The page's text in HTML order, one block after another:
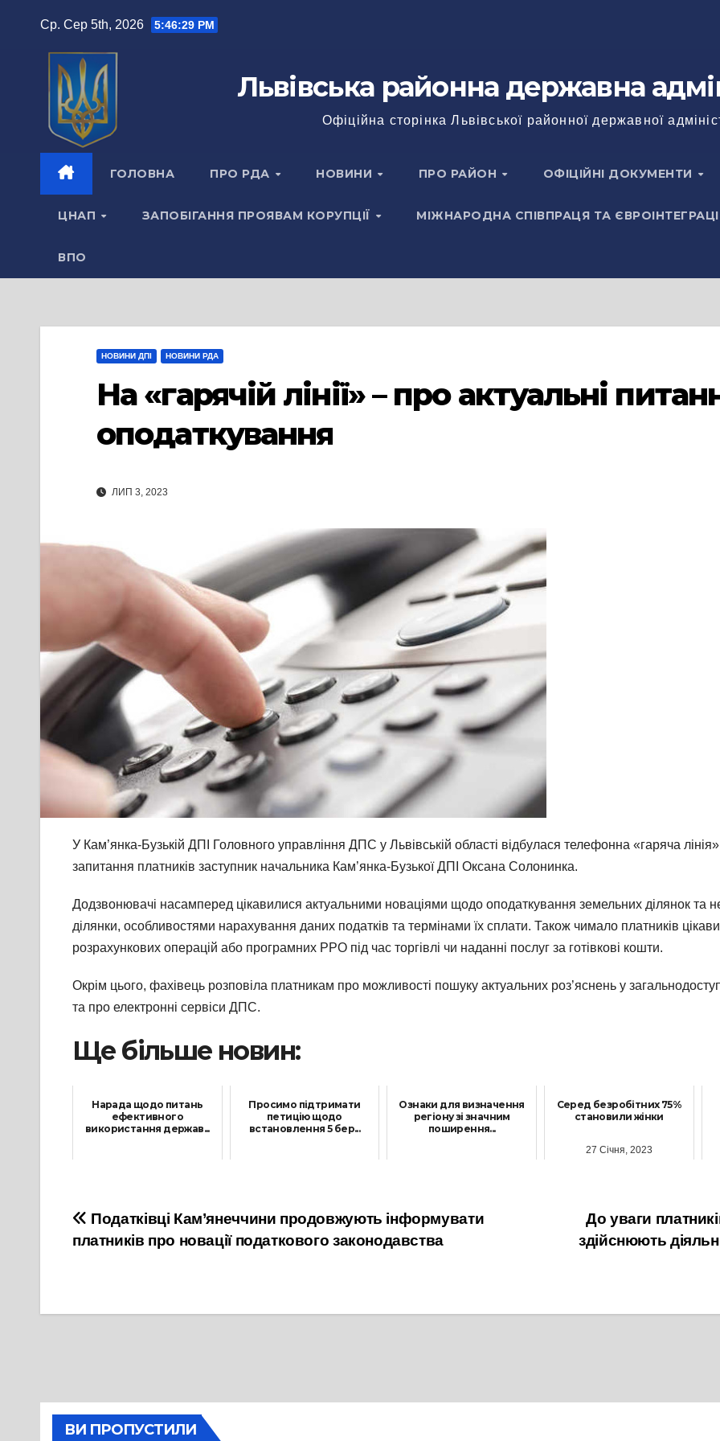
Ср. Сер 5th, 2026 5:46:29 PM
Львівська районна державна
Офіційна сторінка Львівської районної державної
ГОЛОВНА ПРО РДА НОВИНИ ПРО РАЙОН ОФІЦІЙНІ ДОКУМЕНТИ
ЦНАП ЗАПОБІГАННЯ ПРОЯВАМ КОРУПЦІЇ МІЖНАРОДНА СПІВПРАЦЯ ТА
ВПО
НОВИНИ ДПІ НОВИНИ РДА
На «гарячій лінії» – про актуальні
оподаткування
ЛИП 3, 2023
У Кам’янка-Бузькій ДПІ Головного управління ДПС у Львівській області відбулася телефонна «гаряча
запитання платників заступник начальника Кам’янка-Бузької ДПІ Оксана Солонинка.
Додзвонювачі насамперед цікавилися актуальними новаціями щодо оподаткування земельних ділянок та
ділянки, особливостями нарахування даних податків та термінами їх сплати. Також чимало платників
розрахункових операцій або програмних РРО під час торгівлі чи наданні послуг за готівкові кошти.
Окрім цього, фахівець розповіла платникам про можливості пошуку актуальних роз’яснень у
та про електронні сервіси ДПС.
Ще більше новин:
Нарада щодо питань
ефективного
використання держав...
Просимо підтримати
петицію щодо
встановлення 5 бер...
Ознаки для визначення
регіону зі значним
поширення...
Серед безробітних 75%
становили жінки
27 Січня, 2023
Навігація
записів
До уваги
здійснюють
Податківці Кам’янеччини продовжують інформувати
платників про новації податкового законодавства
ВИ ПРОПУСТИЛИ